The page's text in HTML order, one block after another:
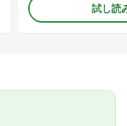
試し読